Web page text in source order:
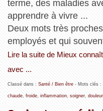
terme, des maladies
apprendre à vivre ...
Deux mots très
employés et qui
Lire la suite de Mieux
avec ...
Classé dans : Santé / Bien être- Mots clés :
chaude, froide, inflammation, soigner, douleur